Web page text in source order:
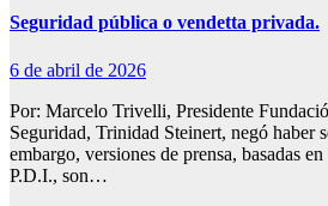
Seguridad pública o vendetta privada.
6 de abril de 2026
Por: Marcelo Trivelli, Presidente
Seguridad, Trinidad Steinert, negó haber
embargo, versiones de prensa, basadas
P.D.I., son…